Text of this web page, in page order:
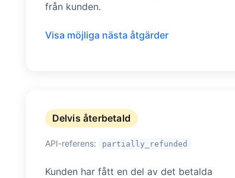
från kunden.
Visa möjliga nästa åtgärder
Delvis återbetald
API-referens: partially_refunded
Kunden har fått en del av det betalda